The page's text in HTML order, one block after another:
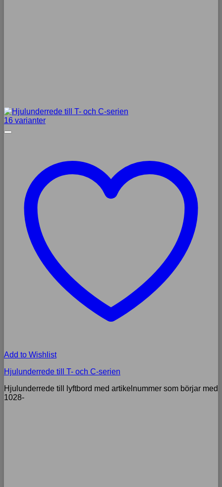
16 varianter
Add to Wishlist
Hjulunderrede till T- och C-serien
Hjulunderrede till lyftbord med artikelnummer som börjar med
1028-